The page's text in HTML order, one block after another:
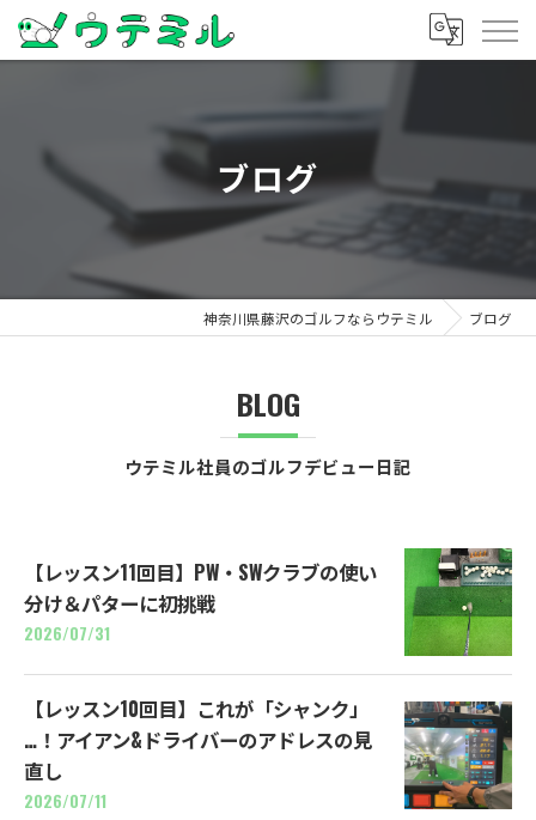
ブログ
神奈川県藤沢のゴルフならウテミル ブログ
BLOG
ウテミル社員のゴルフデビュー日記
【レッスン11回目】PW・SWクラブの使い
分け＆パターに初挑戦
2026/07/31
【レッスン10回目】これが「シャンク」
…！アイアン&ドライバーのアドレスの見
直し
2026/07/11